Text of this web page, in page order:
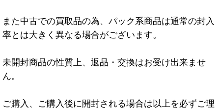
また中古での買取品の為、パック系商品は通常の封入
率とは大きく異なる場合がございます。
未開封商品の性質上、返品・交換はお受け出来ませ
ん。
ご購入、ご購入後に開封される場合は以上を必ずご理